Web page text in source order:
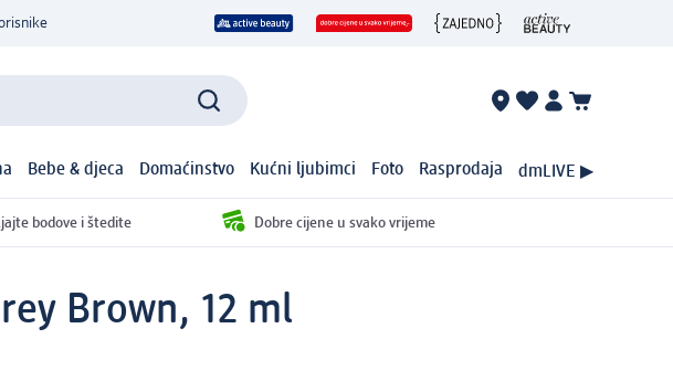
Bebe & djeca Domaćinstvo Kućni ljubimci Foto Rasprodaja dmLIVE ▶
bodove i štedite Dobre cijene u svako vrijeme
Brown, 12 ml